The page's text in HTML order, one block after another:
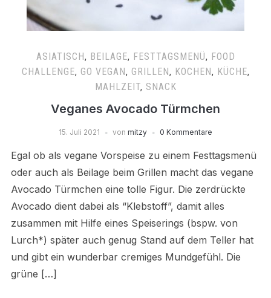
ASIATISCH, BEILAGE, FESTTAGSMENÜ, FOOD
CHALLENGE, GO VEGAN, GRILLEN, KOCHEN, KÜCHE,
MAHLZEIT, SNACK
Veganes Avocado Türmchen
15. Juli 2021 von mitzy 0 Kommentare
Egal ob als vegane Vorspeise zu einem Festtagsmenü
oder auch als Beilage beim Grillen macht das vegane
Avocado Türmchen eine tolle Figur. Die zerdrückte
Avocado dient dabei als “Klebstoff”, damit alles
zusammen mit Hilfe eines Speiserings (bspw. von
Lurch*) später auch genug Stand auf dem Teller hat
und gibt ein wunderbar cremiges Mundgefühl. Die
grüne […]